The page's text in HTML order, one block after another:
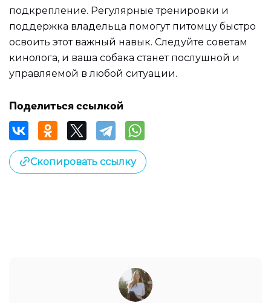
подкрепление. Регулярные тренировки и
поддержка владельца помогут питомцу быстро
освоить этот важный навык. Следуйте советам
кинолога, и ваша собака станет послушной и
управляемой в любой ситуации.
Поделиться ссылкой
Скопировать ссылку